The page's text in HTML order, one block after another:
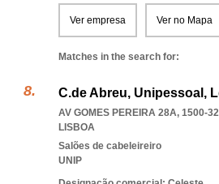
Ver empresa Ver no Mapa
Matches in the search for:
C.de Abreu, Unipessoal,
AV GOMES PEREIRA 28A, 1500-
LISBOA
Salões de cabeleireiro
UNIP